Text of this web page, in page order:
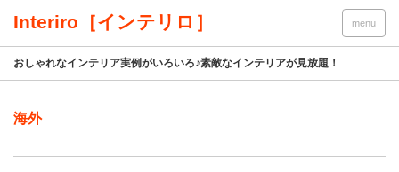
Interiro［インテリロ］ menu
おしゃれなインテリア実例がいろいろ♪素敵なインテリアが見放題！
海外